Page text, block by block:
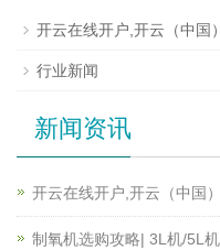
开云在线开户,开云（中国）
行业新闻
新闻资讯
开云在线开户,开云（中国
制氧机选购攻略| 3L机/5L